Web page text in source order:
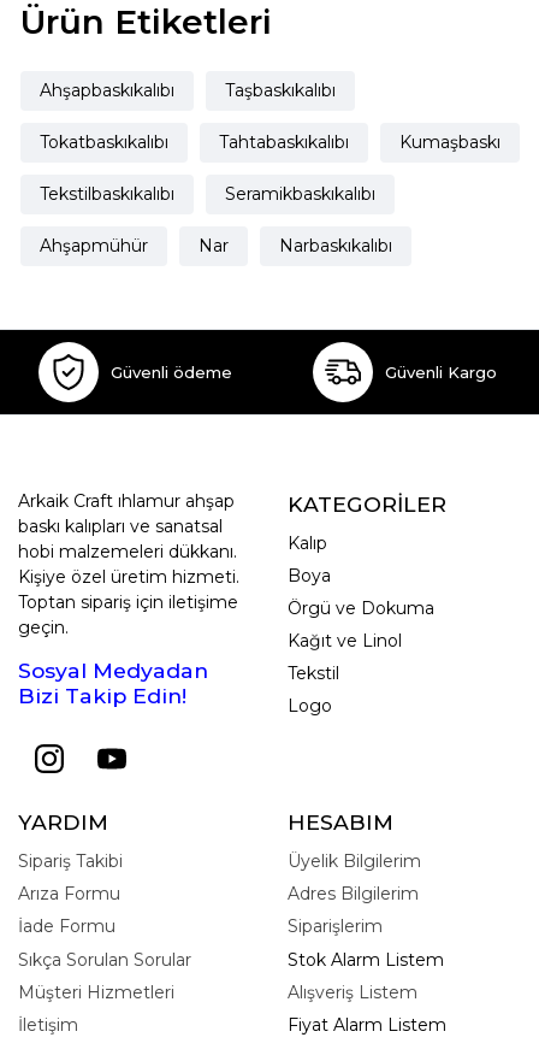
Ürün Etiketleri
Ahşapbaskıkalıbı Taşbaskıkalıbı
Tokatbaskıkalıbı Tahtabaskıkalıbı Kumaşbaskı
Tekstilbaskıkalıbı Seramikbaskıkalıbı
Ahşapmühür Nar Narbaskıkalıbı
Güvenli ödeme Güvenli Kargo
Arkaik Craft ıhlamur ahşap
baskı kalıpları ve sanatsal
hobi malzemeleri dükkanı.
Kişiye özel üretim hizmeti.
Toptan sipariş için iletişime
geçin.
Sosyal Medyadan
Bizi Takip Edin!
KATEGORİLER
Kalıp
Boya
Örgü ve Dokuma
Kağıt ve Linol
Tekstil
Logo
YARDIM
Sipariş Takibi
Arıza Formu
İade Formu
Sıkça Sorulan Sorular
Müşteri Hizmetleri
İletişim
HESABIM
Üyelik Bilgilerim
Adres Bilgilerim
Siparişlerim
Stok Alarm Listem
Alışveriş Listem
Fiyat Alarm Listem